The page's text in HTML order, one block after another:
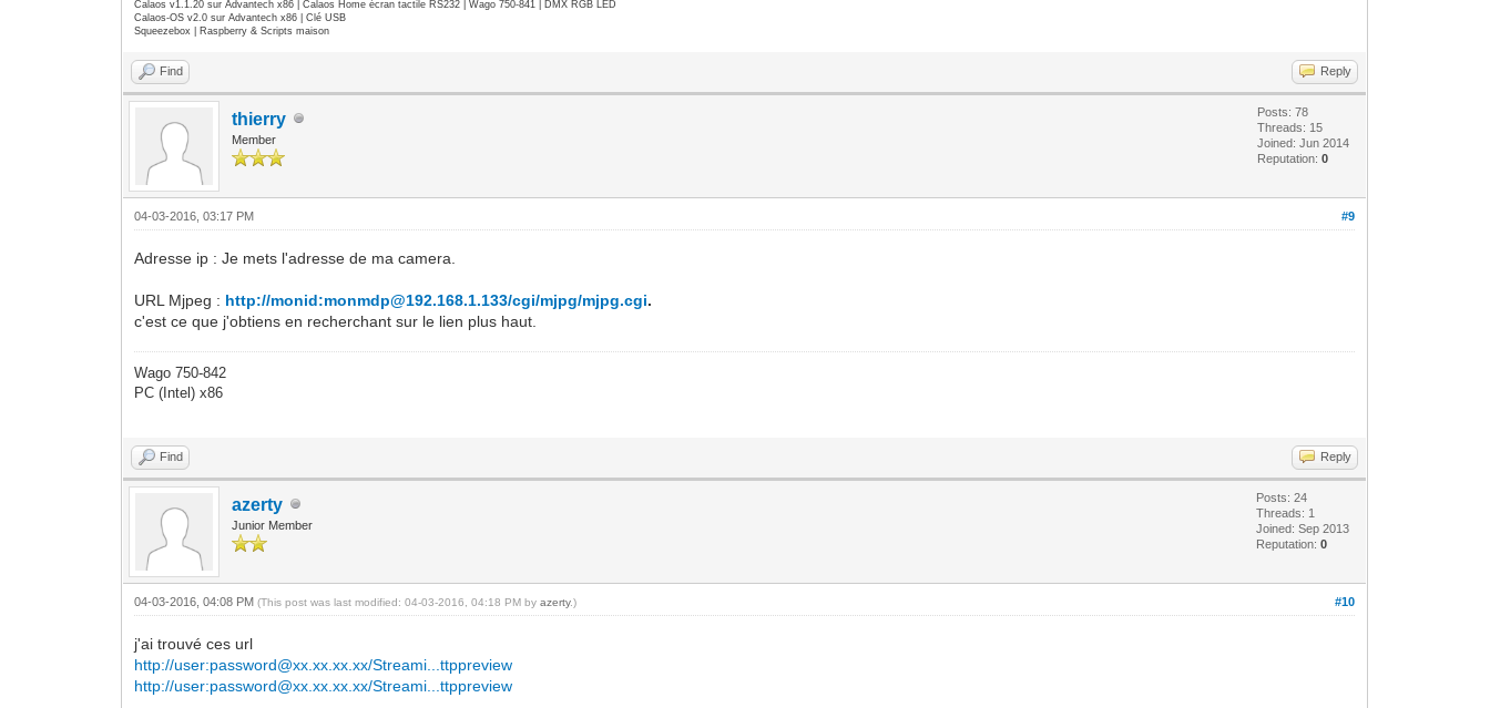
Calaos v1.1.20 sur Advantech x86 | Calaos Home écran tactile RS232 | Wago 750-841 | DMX RGB LED
Calaos-OS v2.0 sur Advantech x86 | Clé USB
Squeezebox | Raspberry & Scripts maison
Find Reply
thierry
Member
Posts: 78
Threads: 15
Joined: Jun 2014
Reputation:0
#9
04-03-2016, 03:17 PM
Adresse ip : Je mets l'adresse de ma camera.
URL Mjpeg : http://monid:monmdp@192.168.1.133/cgi/mjpg/mjpg.cgi.
c'est ce que j'obtiens en recherchant sur le lien plus haut.
Wago 750-842
PC (Intel) x86
Find Reply
azerty
Junior Member
Posts: 24
Threads: 1
Joined: Sep 2013
Reputation:0
#10
04-03-2016, 04:08 PM(This post was last modified: 04-03-2016, 04:18 PM byazerty.)
j'ai trouvé ces url
http://user:password@xx.xx.xx.xx/Streami...ttppreview
http://user:password@xx.xx.xx.xx/Streami...ttppreview